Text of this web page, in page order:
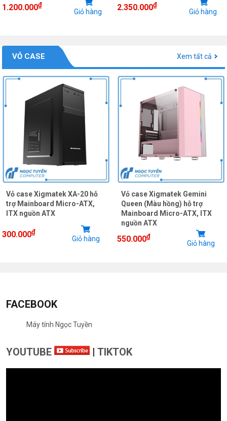
1.200.000₫
Giỏ hàng 2.350.000₫
Giỏ hàng
VỎ CASE Xem tất cả
Vỏ case Xigmatek XA-20 hỗ
trợ Mainboard Micro-ATX,
ITX nguồn ATX
300.000₫
Giỏ hàng
Vỏ case Xigmatek Gemini
Queen (Màu hồng) hỗ trợ
Mainboard Micro-ATX, ITX
nguồn ATX
550.000₫
Giỏ hàng
FACEBOOK
Máy tính Ngọc Tuyền
YOUTUBE | TIKTOK